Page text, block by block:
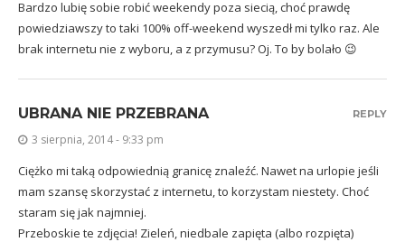
Bardzo lubię sobie robić weekendy poza siecią, choć prawdę
powiedziawszy to taki 100% off-weekend wyszedł mi tylko raz. Ale
brak internetu nie z wyboru, a z przymusu? Oj. To by bolało 😉
UBRANA NIE PRZEBRANA
3 sierpnia, 2014 - 9:33 pm
Ciężko mi taką odpowiednią granicę znaleźć. Nawet na urlopie jeśli
mam szansę skorzystać z internetu, to korzystam niestety. Choć
staram się jak najmniej.
Przeboskie te zdjęcia! Zieleń, niedbale zapięta (albo rozpięta)
REPLY